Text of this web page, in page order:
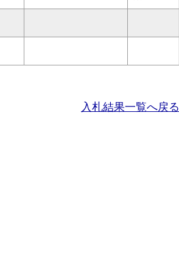
入札結果一覧へ戻る